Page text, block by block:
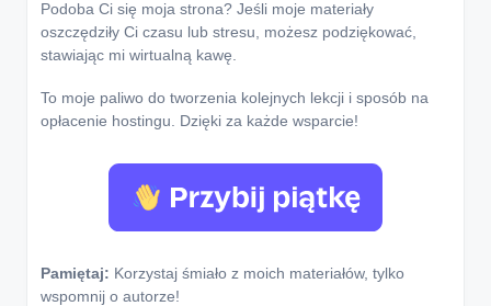
Podoba Ci się moja strona? Jeśli moje materiały
oszczędziły Ci czasu lub stresu, możesz podziękować,
stawiając mi wirtualną kawę.
To moje paliwo do tworzenia kolejnych lekcji i sposób na
opłacenie hostingu. Dzięki za każde wsparcie!
Pamiętaj: Korzystaj śmiało z moich materiałów, tylko
wspomnij o autorze!